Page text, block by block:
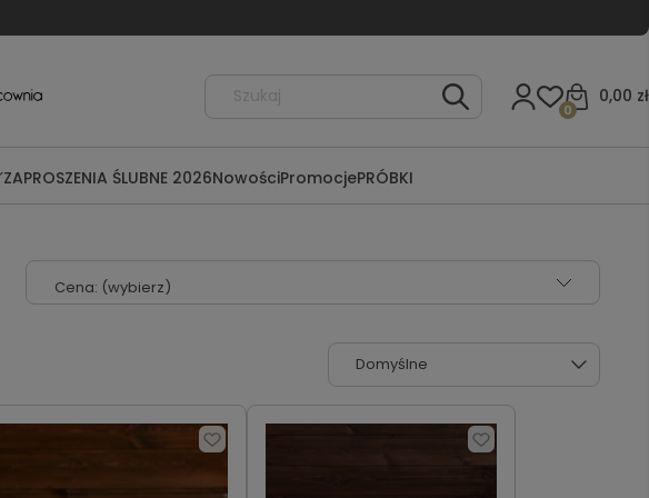
0,00 zł
0
ZAPROSZENIA ŚLUBNE 2026NowościPromocjePRÓBKI
Cena: (wybierz)